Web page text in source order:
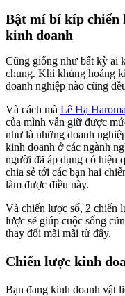
Bật mí bí kíp chiến
kinh doanh
Cũng giống như bất kỳ ai
chung. Khi khủng hoảng
doanh nghiệp nào cũng
Và cách mà Lê Hạ Haroma
của mình vẫn giữ được
như là những doanh
kinh doanh ở các ngành
người đã áp dụng có hiệu
chia sẻ tới các bạn hai
làm được điều này.
Và chiến lược số, 2 chiến
lược sẽ giúp cuộc sống
thay đổi mãi mãi từ đấy.
Chiến lược kinh
Bạn đang kinh doanh vật